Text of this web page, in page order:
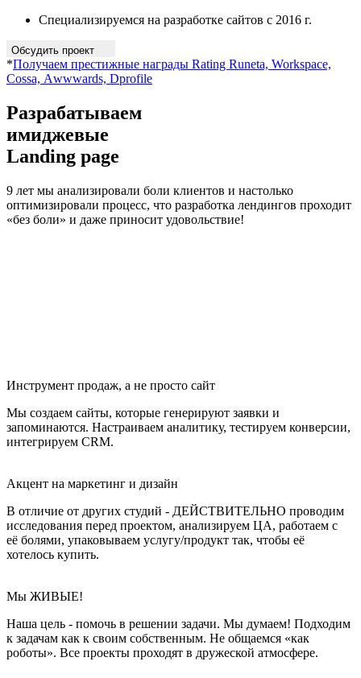
Специализируемся на разработке сайтов с 2016 г.
Обсудить проект
*Получаем престижные награды Rating Runeta, Workspace,
Cossa, Аwwwards, Dprofile
Разрабатываем
имиджевые
Landing page
9 лет мы анализировали боли клиентов и настолько
оптимизировали процесс, что разработка лендингов проходит
«без боли» и даже приносит удовольствие!
Инструмент продаж, а не просто сайт
Мы создаем сайты, которые генерируют заявки и
запоминаются. Настраиваем аналитику, тестируем конверсии,
интегрируем CRM.
Акцент на маркетинг и дизайн
В отличие от других студий - ДЕЙСТВИТЕЛЬНО проводим
исследования перед проектом, анализируем ЦА, работаем с
её болями, упаковываем услугу/продукт так, чтобы её
хотелось купить.
Мы ЖИВЫЕ!
Наша цель - помочь в решении задачи. Мы думаем! Подходим
к задачам как к своим собственным. Не общаемся «как
роботы». Все проекты проходят в дружеской атмосфере.